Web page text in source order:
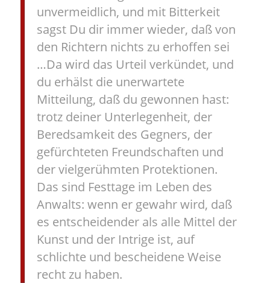
unvermeidlich, und mit Bitterkeit
sagst Du dir immer wieder, daß von
den Richtern nichts zu erhoffen sei
…Da wird das Urteil verkündet, und
du erhälst die unerwartete
Mitteilung, daß du gewonnen hast:
trotz deiner Unterlegenheit, der
Beredsamkeit des Gegners, der
gefürchteten Freundschaften und
der vielgerühmten Protektionen.
Das sind Festtage im Leben des
Anwalts: wenn er gewahr wird, daß
es entscheidender als alle Mittel der
Kunst und der Intrige ist, auf
schlichte und bescheidene Weise
recht zu haben.